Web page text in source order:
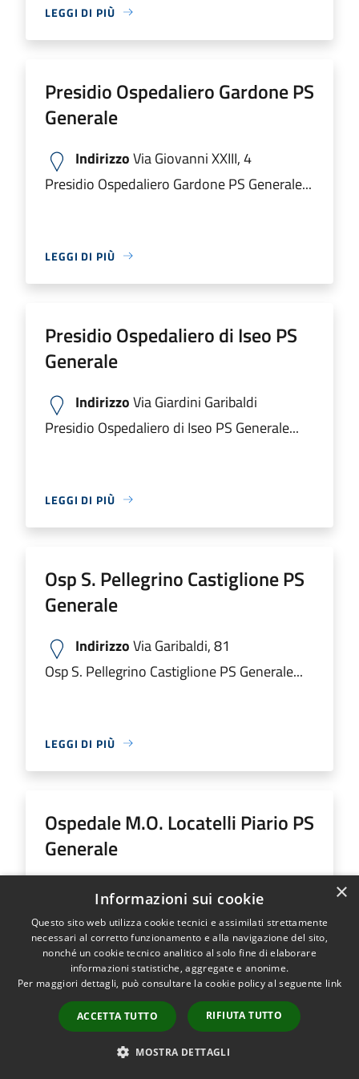
LEGGI DI PIÙ
Presidio Ospedaliero Gardone PS
Generale
IndirizzoVia Giovanni XXIII, 4
Presidio Ospedaliero Gardone PS Generale...
LEGGI DI PIÙ
Presidio Ospedaliero di Iseo PS
Generale
IndirizzoVia Giardini Garibaldi
Presidio Ospedaliero di Iseo PS Generale...
LEGGI DI PIÙ
Osp S. Pellegrino Castiglione PS
Generale
IndirizzoVia Garibaldi, 81
Osp S. Pellegrino Castiglione PS Generale...
LEGGI DI PIÙ
Ospedale M.O. Locatelli Piario PS
Generale
Indirizzo
Via Groppino, 22
Ospedale M.O. Locatelli Piario PS Generale...
LEGGI DI PIÙ
Ospedale SS Trinità Romano L.
×
Informazioni sui cookie
Questo sito web utilizza cookie tecnici e assimilati strettamente
necessari al corretto funzionamento e alla navigazione del sito,
nonché un cookie tecnico analitico al solo fine di elaborare
informazioni statistiche, aggregate e anonime.
Per maggiori dettagli, può consultare la cookie policy al seguente link
ACCETTA TUTTO RIFIUTA TUTTO
MOSTRA DETTAGLI